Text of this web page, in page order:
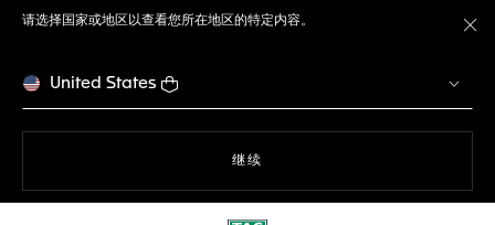
请选择国家或地区以查看您所在地区的特定内容。
United States
继续